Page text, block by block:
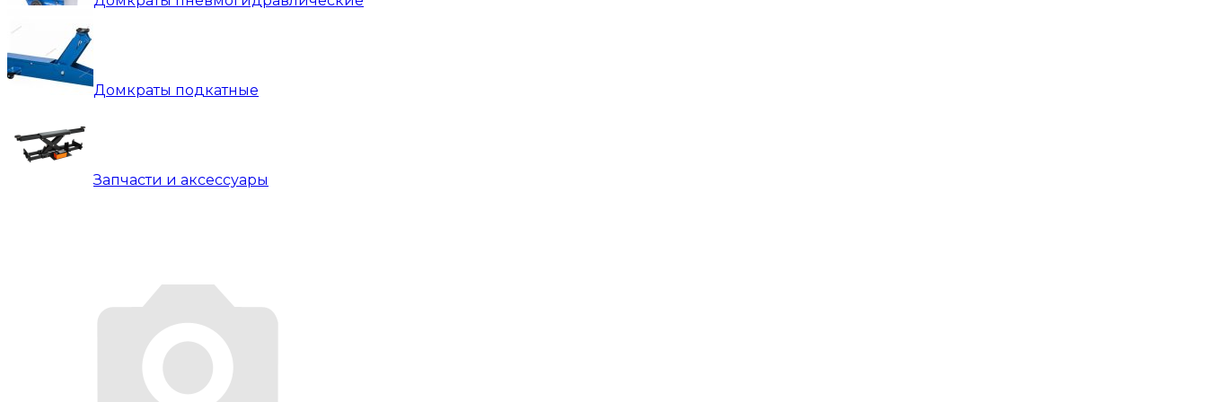
Домкраты подкатные
Запчасти и аксессуары